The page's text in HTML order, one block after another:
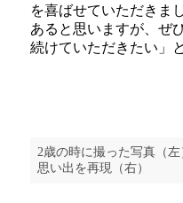
を喜ばせていただきま
あると思いますが、ぜ
続けていただきたい」
2歳の時に撮った写真（
思い出を再現（右）